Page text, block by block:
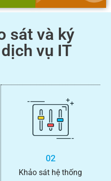
sát và ký
vụ IT
02
Khảo sát hệ thống